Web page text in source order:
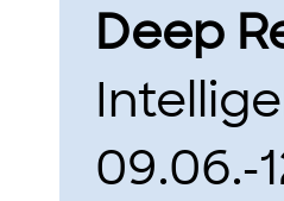
Deep
09.06.-